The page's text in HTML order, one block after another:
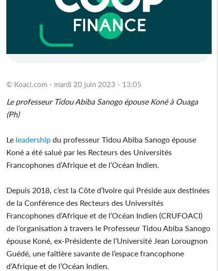
© Koaci.com - mardi 20 juin 2023 - 13:05
Le professeur Tidou Abiba Sanogo épouse Koné à Ouaga
(Ph)
Le leadership du professeur Tidou Abiba Sanogo épouse
Koné a été salué par les Recteurs des Universités
Francophones d’Afrique et de l’Océan Indien.
Depuis 2018, c’est la Côte d’Ivoire qui Préside aux destinées
de la Conférence des Recteurs des Universités
Francophones d’Afrique et de l’Océan Indien (CRUFOACI)
de l’organisation à travers le Professeur Tidou Abiba Sanogo
épouse Koné, ex-Présidente de l’Université Jean Lorougnon
Guédé, une faîtière savante de l’espace francophone
d’Afrique et de l’Océan Indien.